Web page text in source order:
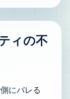
ィの不
にバレる